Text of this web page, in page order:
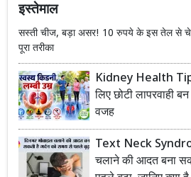
इस्तेमाल
सस्ती चीज, बड़ा असर! 10 रुपये के इस तेल से
पूरा तरीका
Kidney Health
लिए छोटी लापरवाही
वजह
Text Neck
चलाने की आदत बना